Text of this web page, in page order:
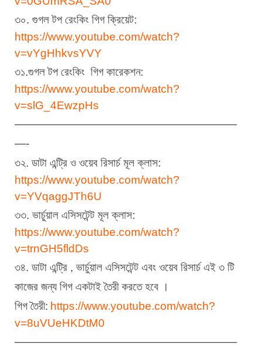
৩০. গুগল টপ রেংকিং গিগ ক্রিয়েট:
https://www.youtube.com/watch?
v=vYgHhkvsYVY
৩১.গুগল টপ রেংকিং  গিগ কারেকশন:
https://www.youtube.com/watch?
v=slG_4EwzpHs
————————————————————
—-
৩২. ডাটা এন্ট্রি ও ওয়েব রিসার্চ মূল ক্লাস:
https://www.youtube.com/watch?
v=YVqaggJTh6U
৩৩. ভার্চুয়াল এসিসটেন্ট মূল ক্লাস:
https://www.youtube.com/watch?
v=trnGH5fldDs
৩৪. ডাটা এন্ট্রি , ভার্চুয়াল এসিসটেন্ট এবং ওয়েব রিসার্চ এই ৩ টি
কাজের জন্য গিগ একটাই তৈরী করতে হবে ।
গিগ তৈরী: https://www.youtube.com/watch?
v=8uVUeHKDtM0
————————————————————